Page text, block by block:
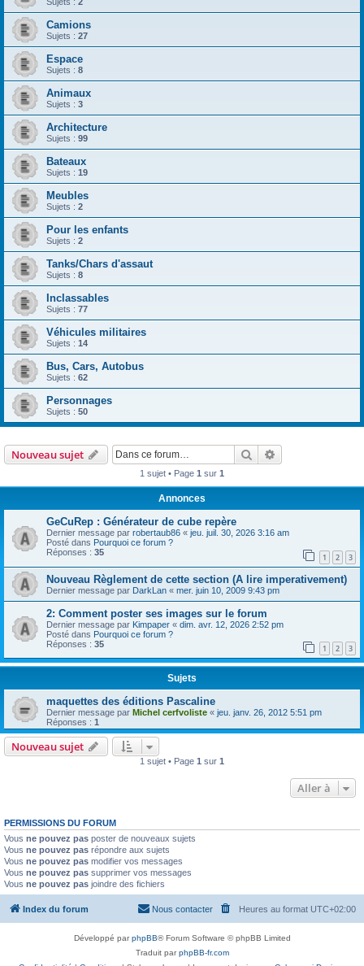
Camions
Sujets : 27
Espace
Sujets : 8
Animaux
Sujets : 3
Architecture
Sujets : 99
Bateaux
Sujets : 19
Meubles
Sujets : 2
Pour les enfants
Sujets : 2
Tanks/Chars d'assaut
Sujets : 8
Inclassables
Sujets : 77
Véhicules militaires
Sujets : 14
Bus, Cars, Autobus
Sujets : 62
Personnages
Sujets : 50
Nouveau sujet Rechercher
1 sujet • Page 1 sur 1
Annonces
GeCuRep : Générateur de cube repère
Dernier message par robertaub86 « jeu. juil. 30, 2026 3:16 am
Posté dans Pourquoi ce forum ?
Réponses : 35 1 2 3
Nouveau Règlement de cette section (A lire imperativement)
Dernier message par DarkLan « mer. juin 10, 2009 9:43 pm
2: Comment poster ses images sur le forum
Dernier message par Kimpaper « dim. avr. 12, 2026 2:52 pm
Posté dans Pourquoi ce forum ?
Réponses : 35 1 2 3
Sujets
maquettes des éditions Pascaline
Dernier message par Michel cerfvoliste « jeu. janv. 26, 2012 5:51 pm
Réponses : 1
Nouveau sujet
1 sujet • Page 1 sur 1
Aller à
PERMISSIONS DU FORUM
Vous ne pouvez pas poster de nouveaux sujets
Vous ne pouvez pas répondre aux sujets
Vous ne pouvez pas modifier vos messages
Vous ne pouvez pas supprimer vos messages
Vous ne pouvez pas joindre des fichiers
Index du forum Heures au format UTC+02:00
Nous contacter
Développé parphpBB® Forum Software © phpBB Limited
Traduit parphpBB-fr.com